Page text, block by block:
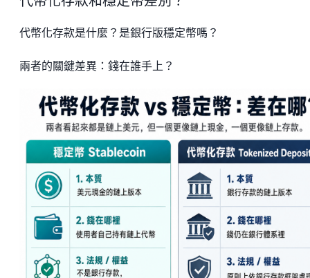
代幣化存款是什麼？是銀行版穩定幣嗎？
兩者的關鍵差異：錢在誰手上？